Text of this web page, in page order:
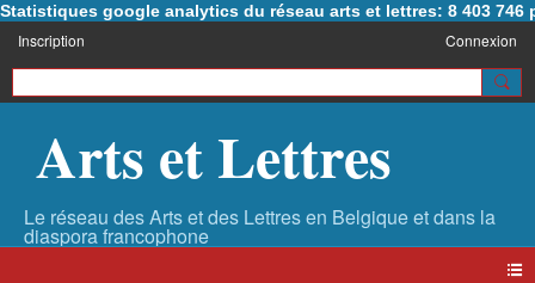
Statistiques google analytics du réseau arts et lettres: 8 403 746
Inscription Connexion
Arts et Lettres